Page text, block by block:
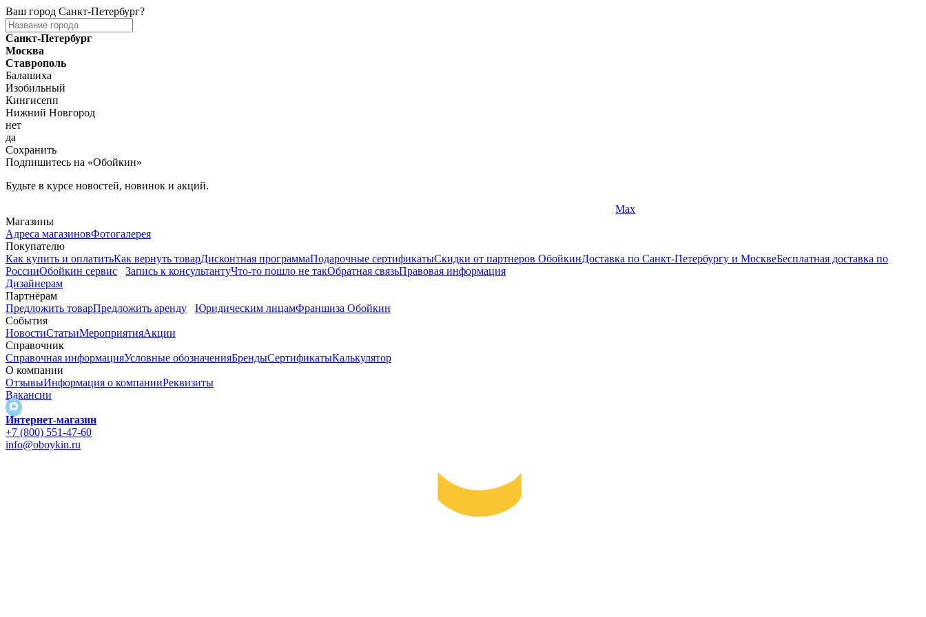
Ваш город Санкт-Петербург?
Санкт-Петербург
Москва
Ставрополь
Балашиха
Изобильный
Кингисепп
Нижний Новгород
нет
да
Сохранить
Подпишитесь на «Обойкин»
Будьте в курсе новостей, новинок и акций.
Max
Магазины
Адреса магазиновФотогалерея
Покупателю
Как купить и оплатитьКак вернуть товарДисконтная программаПодарочные сертификатыСкидки от партнеров ОбойкинДоставка по Санкт-Петербургу и МосквеБесплатная доставка по
РоссииОбойкин сервис Запись к консультантуЧто-то пошло не такОбратная связьПравовая информация
Дизайнерам
Партнёрам
Предложить товарПредложить аренду Юридическим лицамФраншиза Обойкин
События
НовостиСтатьиМероприятияАкции
Справочник
Справочная информацияУсловные обозначенияБрендыСертификатыКалькулятор
О компании
ОтзывыИнформация о компанииРеквизиты
Вакансии
Интернет-магазин
+7 (800) 551-47-60
info@oboykin.ru